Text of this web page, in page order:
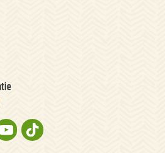
FACEBOOK
OP INSTAGRAM
OP PINTEREST
NATURESCANNER OP YOUTUBE
NATURESCANNER OP TIKTOK